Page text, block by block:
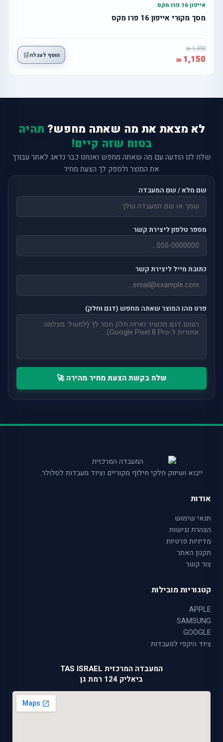
אייפון 16 פרו מקס
מסך מקורי אייפון 16 פרו מקס
1,390
1,150 הוסף לעגלה🛒
לא מצאת את מה שאתה מחפש? תהיה
בטוח שזה קיים!
שלח לנו הודעה עם מה שאתה מחפש ואנחנו כבר נדאג לאתר עבורך
את המוצר ולספק לך הצעת מחיר
שם מלא / שם המעבדה
מספר טלפון ליצירת קשר
כתובת מייל ליצירת קשר
פרט מהו המוצר שאתה מחפש (דגם וחלק)
שלח בקשת הצעת מחיר מהירה 🚀
ייבוא ושיווק חלקי חילוף מקוריים וציוד מעבדות לסלולר.
אודות
תנאי שימוש
הצהרת נגישות
מדיניות פרטיות
תקנון האתר
צור קשר
קטגוריות מובילות
APPLE
SAMSUNG
GOOGLE
ציוד היקפי למעבדות
המעבדה המרכזית TAS ISRAEL
ביאליק 124 רמת גן